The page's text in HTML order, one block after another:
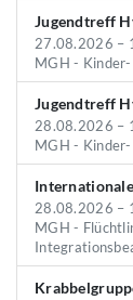
Jugendtreff
27.08.2026 –
MGH -
Jugendtreff
28.08.2026 –
MGH -
28.08.2026 –
MGH -